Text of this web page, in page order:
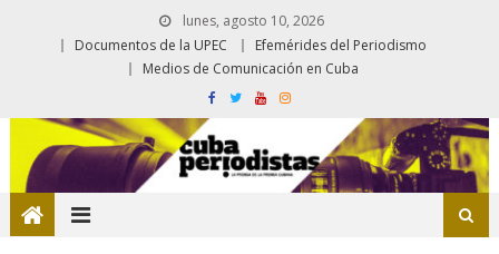
lunes, agosto 10, 2026
Documentos de la UPEC
Efemérides del Periodismo
Medios de Comunicación en Cuba